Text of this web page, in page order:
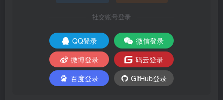
社交账号登录
QQ登录
微信登录
微博登录
码云登录
百度登录
GitHub登录